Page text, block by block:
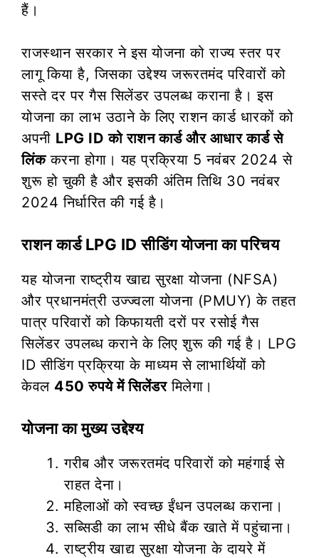
हैं।
राजस्थान सरकार ने इस योजना को राज्य स्तर पर
लागू किया है, जिसका उद्देश्य जरूरतमंद परिवारों को
सस्ते दर पर गैस सिलेंडर उपलब्ध कराना है। इस
योजना का लाभ उठाने के लिए राशन कार्ड धारकों को
अपनी LPG ID को राशन कार्ड और आधार कार्ड से
लिंककरना होगा। यह प्रक्रिया 5 नवंबर 2024 से
शुरू हो चुकी है और इसकी अंतिम तिथि 30 नवंबर
2024 निर्धारित की गई है।
राशन कार्ड LPG ID सीडिंग योजना का परिचय
यह योजना राष्ट्रीय खाद्य सुरक्षा योजना (NFSA)
और प्रधानमंत्री उज्ज्वला योजना (PMUY) के तहत
पात्र परिवारों को किफायती दरों पर रसोई गैस
सिलेंडर उपलब्ध कराने के लिए शुरू की गई है। LPG
ID सीडिंग प्रक्रिया के माध्यम से लाभार्थियों को
केवल 450 रुपये में सिलेंडरमिलेगा।
योजना का मुख्य उद्देश्य
गरीब और जरूरतमंद परिवारों को महंगाई से
राहत देना।
महिलाओं को स्वच्छ ईंधन उपलब्ध कराना।
सब्सिडी का लाभ सीधे बैंक खाते में पहुंचाना।
राष्ट्रीय खाद्य सुरक्षा योजना के दायरे में